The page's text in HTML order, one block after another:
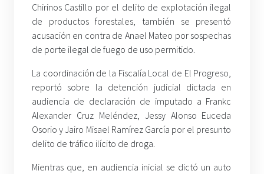
Chirinos Castillo por el delito de explotación ilegal
de productos forestales, también se presentó
acusación en contra de Anael Mateo por sospechas
de porte ilegal de fuego de uso permitido.
La coordinación de la Fiscalía Local de El Progreso,
reportó sobre la detención judicial dictada en
audiencia de declaración de imputado a Frankc
Alexander Cruz Meléndez, Jessy Alonso Euceda
Osorio y Jairo Misael Ramírez García por el presunto
delito de tráfico ilícito de droga.
Mientras que, en audiencia inicial se dictó un auto